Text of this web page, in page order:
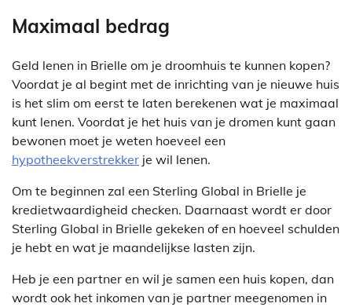
Maximaal bedrag
Geld lenen in Brielle om je droomhuis te kunnen kopen?
Voordat je al begint met de inrichting van je nieuwe huis
is het slim om eerst te laten berekenen wat je maximaal
kunt lenen. Voordat je het huis van je dromen kunt gaan
bewonen moet je weten hoeveel een
hypotheekverstrekker je wil lenen.
Om te beginnen zal een Sterling Global in Brielle je
kredietwaardigheid checken. Daarnaast wordt er door
Sterling Global in Brielle gekeken of en hoeveel schulden
je hebt en wat je maandelijkse lasten zijn.
Heb je een partner en wil je samen een huis kopen, dan
wordt ook het inkomen van je partner meegenomen in